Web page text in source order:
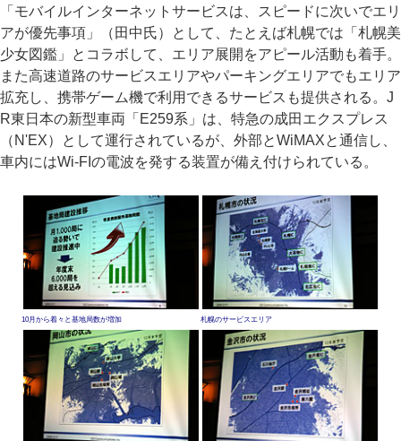
「モバイルインターネットサービスは、スピードに次いでエリ
アが優先事項」（田中氏）として、たとえば札幌では「札幌美
少女図鑑」とコラボして、エリア展開をアピール活動も着手。
また高速道路のサービスエリアやパーキングエリアでもエリア
拡充し、携帯ゲーム機で利用できるサービスも提供される。J
R東日本の新型車両「E259系」は、特急の成田エクスプレス
（N'EX）として運行されているが、外部とWiMAXと通信し、
車内にはWi-FIの電波を発する装置が備え付けられている。
10月から着々と基地局数が増加 札幌のサービスエリア